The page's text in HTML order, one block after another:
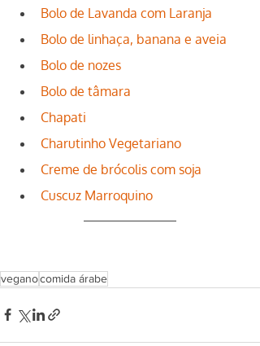
Bolo de Lavanda com Laranja
Bolo de linhaça, banana e aveia
Bolo de nozes
Bolo de tâmara
Chapati
Charutinho Vegetariano
Creme de brócolis com soja
Cuscuz Marroquino
veganocomida árabe